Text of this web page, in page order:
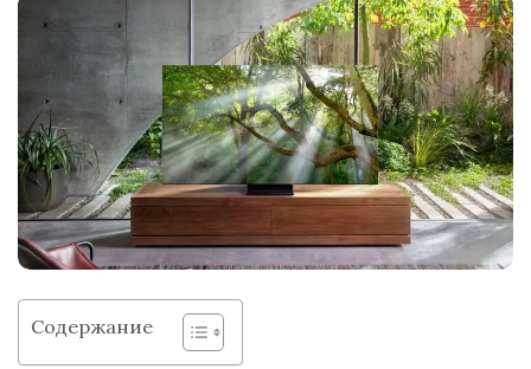
Содержание